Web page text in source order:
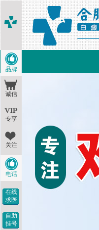
品牌
诚信
专享
关注
电话
在线
求医
自助
挂号